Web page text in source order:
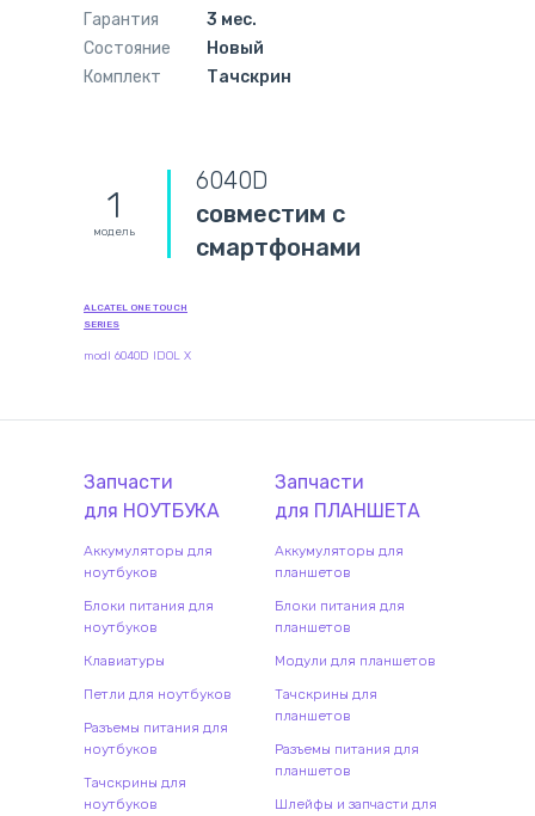
Гарантия
3 мес.
Состояние
Новый
Комплект
Тачскрин
1
модель
6040D
совместим с
смартфонами
ALCATEL ONE TOUCH
SERIES
modl 6040D IDOL X
Запчасти
для НОУТБУКА
Аккумуляторы для
ноутбуков
Блоки питания для
ноутбуков
Клавиатуры
Петли для ноутбуков
Разъемы питания для
ноутбуков
Тачскрины для
ноутбуков
Запчасти
для ПЛАНШЕТА
Аккумуляторы для
планшетов
Блоки питания для
планшетов
Модули для планшетов
Тачскрины для
планшетов
Разъемы питания для
планшетов
Шлейфы и запчасти для